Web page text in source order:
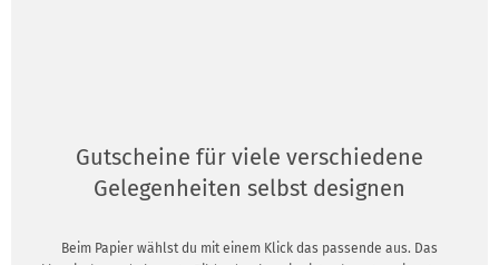
Gutscheine für viele verschiedene
Gelegenheiten selbst designen
Beim Papier wählst du mit einem Klick das passende aus. Das